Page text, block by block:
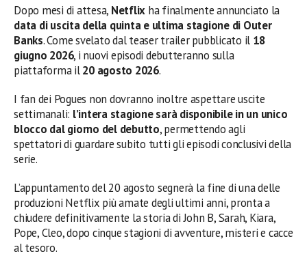
Dopo mesi di attesa, Netflix ha finalmente annunciato la
data di uscita della quinta e ultima stagione di Outer
Banks. Come svelato dal teaser trailer pubblicato il 18
giugno 2026, i nuovi episodi debutteranno sulla
piattaforma il20 agosto 2026.
I fan dei Pogues non dovranno inoltre aspettare uscite
settimanali: l’intera stagione sarà disponibile in un unico
blocco dal giorno del debutto, permettendo agli
spettatori di guardare subito tutti gli episodi conclusivi della
serie.
L’appuntamento del 20 agosto segnerà la fine di una delle
produzioni Netflix più amate degli ultimi anni, pronta a
chiudere definitivamente la storia di John B, Sarah, Kiara,
Pope, Cleo, dopo cinque stagioni di avventure, misteri e cacce
al tesoro.